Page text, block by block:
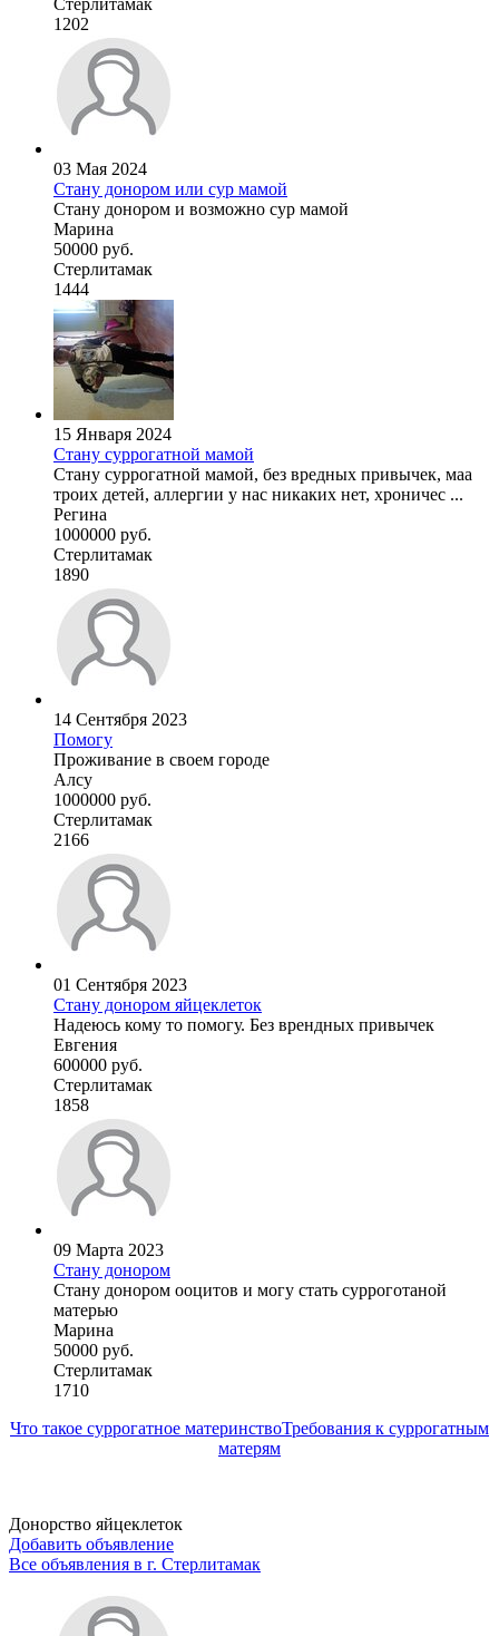
Стерлитамак
1202
03 Мая 2024
Стану донором или сур мамой
Стану донором и возможно сур мамой
Марина
50000 руб.
Стерлитамак
1444
15 Января 2024
Стану суррогатной мамой
Стану суррогатной мамой, без вредных привычек, маа
троих детей, аллергии у нас никаких нет, хроничес ...
Регина
1000000 руб.
Стерлитамак
1890
14 Сентября 2023
Помогу
Проживание в своем городе
Алсу
1000000 руб.
Стерлитамак
2166
01 Сентября 2023
Стану донором яйцеклеток
Надеюсь кому то помогу. Без врендных привычек
Евгения
600000 руб.
Стерлитамак
1858
09 Марта 2023
Стану донором
Стану донором ооцитов и могу стать сурроготаной
матерью
Марина
50000 руб.
Стерлитамак
1710
Что такое суррогатное материнствоТребования к суррогатным
матерям
Донорство яйцеклеток
Добавить объявление
Все объявления в г. Стерлитамак